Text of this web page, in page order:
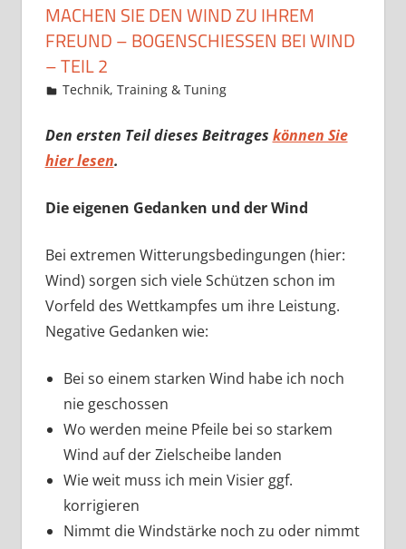
MACHEN SIE DEN WIND ZU IHREM
FREUND – BOGENSCHIESSEN BEI WIND –
TEIL 2
3. Oktober 2018
Martina Berg
Technik, Training & Tuning
Den ersten Teil dieses Beitrages können Sie
hier lesen.
Die eigenen Gedanken und der Wind
Bei extremen Witterungsbedingungen (hier:
Wind) sorgen sich viele Schützen schon im
Vorfeld des Wettkampfes um ihre Leistung.
Negative Gedanken wie:
Bei so einem starken Wind habe ich noch
nie geschossen
Wo werden meine Pfeile bei so starkem
Wind auf der Zielscheibe landen
Wie weit muss ich mein Visier ggf.
korrigieren
Nimmt die Windstärke noch zu oder nimmt